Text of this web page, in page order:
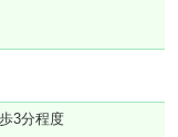
3分程度